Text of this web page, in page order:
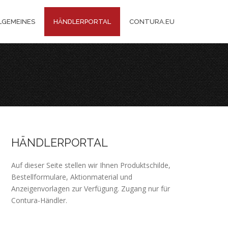
HÄNDLERPORTAL CONTURA.EU
HÄNDLERPORTAL
Auf dieser Seite stellen wir Ihnen Produktschilde,
Bestellformulare, Aktionmaterial und
Anzeigenvorlagen zur Verfügung. Zugang nur für
Contura-Händler.